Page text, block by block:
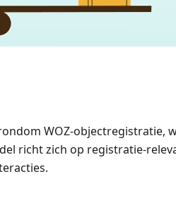
WOZ-objectregistratie,
richt zich op registratie-